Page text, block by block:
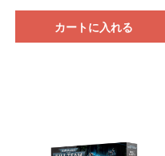
カートに入れる